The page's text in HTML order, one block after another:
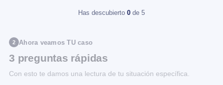
Has descubierto 0 de 5
2 Ahora veamos TU caso
3 preguntas rápidas
Con esto te damos una lectura de tu situación específica.